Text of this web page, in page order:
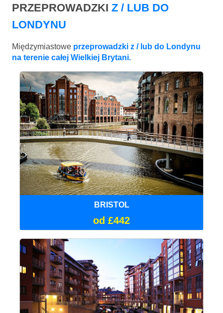
PRZEPROWADZKI Z / LUB DO
LONDYNU
Międzymiastowe przeprowadzki z / lub do Londynu
na terenie całej Wielkiej Brytani.
BRISTOL
od £442